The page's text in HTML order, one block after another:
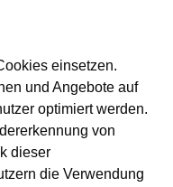
einsetzen.
und Angebote auf
optimiert werden.
von
dieser
die Verwendung